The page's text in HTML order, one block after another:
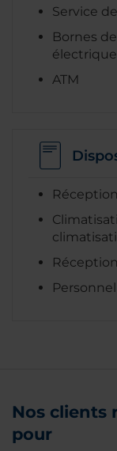
Service
Bornes
ATM
Réception
Nos clients
pour